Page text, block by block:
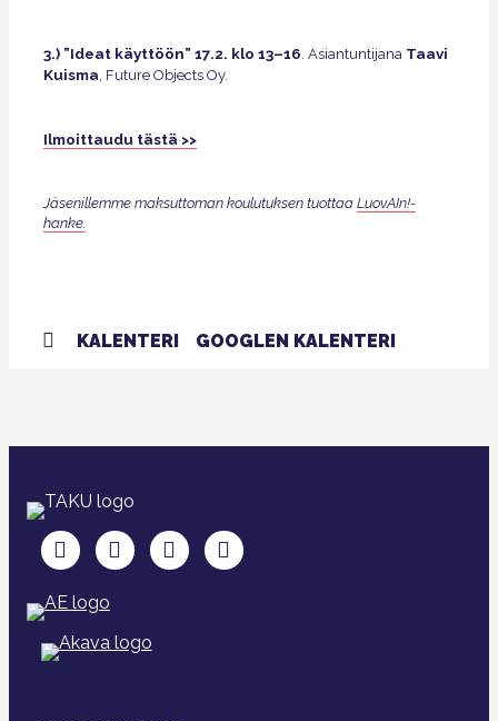
3.) ”Ideat käyttöön” 17.2. klo 13–16. Asiantuntijana Taavi
Kuisma, Future Objects Oy.
Ilmoittaudu tästä >>
Jäsenillemme maksuttoman koulutuksen tuottaa LuovAIn!-
hanke.
KALENTERI GOOGLEN KALENTERI
TAKU Facebookissa
TAKU Twitterissä
TAKU Instagramissa
TAKU LinkedInissä